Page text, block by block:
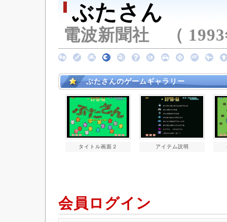
ぶたさん
電波新聞社 （ 1993
ぶたさんのゲームギャラリー
タイトル画面２ アイテム説明
会員ログイン